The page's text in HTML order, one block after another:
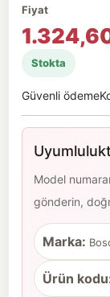
Fiyat
Stokta
Güvenli ödeme
Model
gönderin,
Marka:
Ürün